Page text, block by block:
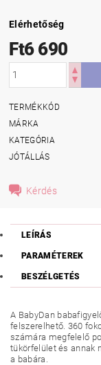
Elérhetőség
Ft6 690
TERMÉKKÓD
MÁRKA
KATEGÓRIA
JÓTÁLLÁS
Kérdés
LEÍRÁS
PARAMÉTEREK
BESZÉLGETÉS
A BabyDan
felszerelhető. 360
számára megfelelő
tükörfelület és annak
a babára.